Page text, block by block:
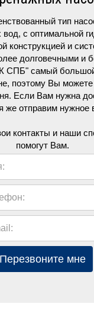
тип
вод, с оптимальной
конструкцией и
долговечными и
СПБ" самый
поэтому Вы
Если Вам нужна
же отправим нужное
контакты и наши
помогут Вам.
Перезвоните мне